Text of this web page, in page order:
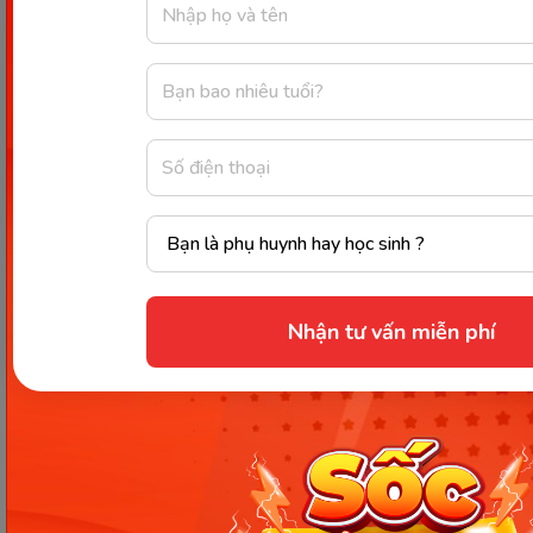
Nhận tư vấn miễn phí
túc, lắm phúc nhiều duyên, trong túi nhiều
tiền, tâm hồn vui sướng.
.Tết này vẫn giống Tết xưa. Vẫn đi xe máy, vẫn
thừa ghế sau.
Gió đưa cành trúc la đà, nếu ai thấy ảnh chắc
Chúc Tết đến trăm điều như ý - Mừng xuân
sang vạn sự thành công.
Vạn lần như ý, Vạn lần như mơ, Triệu sự bất
ngờ, Tỷ lần hạnh phúc. Chúc mừng năm mới!
Chúc Tết đến trăm điều như ý - Mừng xuân
sang vạn sự thành công.
Lộc biếc, mai vàng, xuân hạnh phúc. Đời vui,
sức khỏe, Tết an khang.
Thu qua để lại lá vàng. Tết qua để lại cho nàng